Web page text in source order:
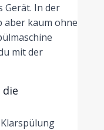
Gerät. In der
aber kaum ohne
mit der